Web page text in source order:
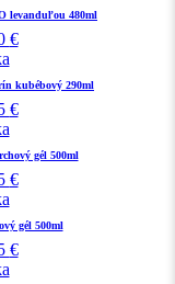
levanduľou 480ml
€
kubébový 290ml
€
gél 500ml
€
gél 500ml
€